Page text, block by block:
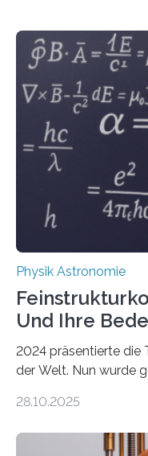
Physik Astronomie
Und Ihre
2024 präsentierte die
der Welt. Nun wurde
fundamentalen
Messungen
28.10.2025